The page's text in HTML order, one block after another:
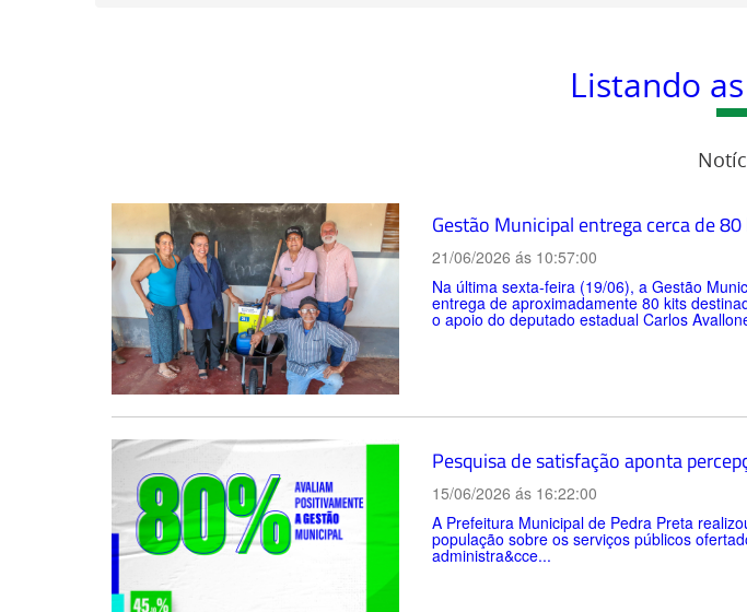
Listando
Gestão Municipal entrega cerca de
21/06/2026 ás 10:57:00
Na última sexta-feira (19/06), a Gestão
entrega de aproximadamente 80 kits
o apoio do deputado estadual Carlos
Pesquisa de satisfação aponta
15/06/2026 ás 16:22:00
A Prefeitura Municipal de Pedra Preta
população sobre os serviços públicos
administra&cce...